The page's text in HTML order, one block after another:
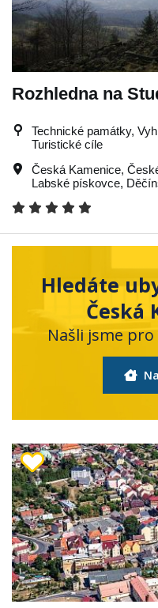
Rozhledna na
Technické památky,
Turistické cíle
Česká Kamenice,
Labské pískovce,
Hledáte
Česká
Našli jsme